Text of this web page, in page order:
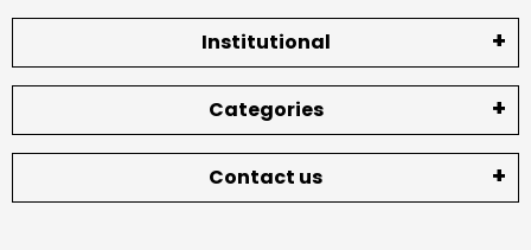
Institutional
Categories
Contact us